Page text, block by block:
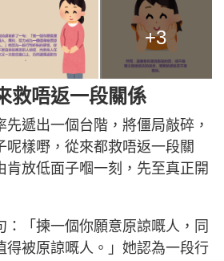
+3
救唔返一段關係
遞出一個台階，將僵局敲碎，
呢樣嘢，從來都救唔返一段關
肯放低面子嗰一刻，先至真正開
：「揀一個你願意原諒嘅人，同
得被原諒嘅人。」她認為一段行